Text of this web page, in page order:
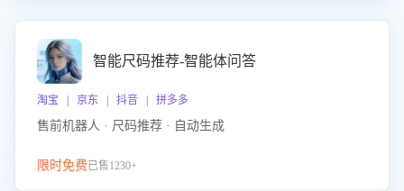
智能尺码推荐-智能体问答
淘宝 | 京东 | 抖音 | 拼多多
售前机器人 · 尺码推荐 · 自动生成
限时免费已售1230+